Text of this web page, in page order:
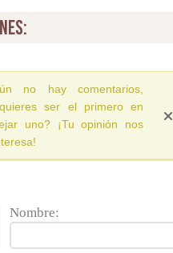
no hay comentarios,
ser el primero en
uno? ¡Tu opinión nos
Nombre: